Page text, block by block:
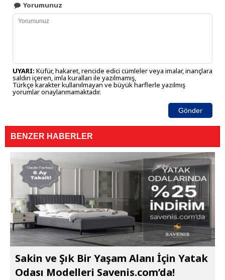
Yorumunuz
UYARI: Küfür, hakaret, rencide edici cümleler veya imalar, inançlara
saldırı içeren, imla kuralları ile yazılmamış,
Türkçe karakter kullanılmayan ve büyük harflerle yazılmış
yorumlar onaylanmamaktadır.
Gönder
BENZER HABERLER
Sakin ve Şık Bir Yaşam Alanı İçin Yatak
Odası Modelleri Savenis.com’da!